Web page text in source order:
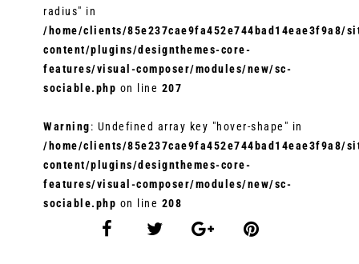
radius" in
/home/clients/
content/plugins/designthemes-core-
features/visual-composer/modules/new/sc-
sociable.php on line 207
Warning: Undefined array key "hover-shape" in
/home/clients/
content/plugins/designthemes-core-
features/visual-composer/modules/new/sc-
sociable.php on line 208